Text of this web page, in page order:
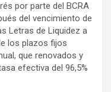
por parte del BCRA
del vencimiento de
Letras de Liquidez a
los plazos fijos
que renovados y
efectiva del 96,5%